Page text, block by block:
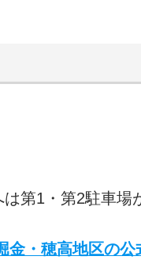
第1・第2駐車場
金・穂高地区の公